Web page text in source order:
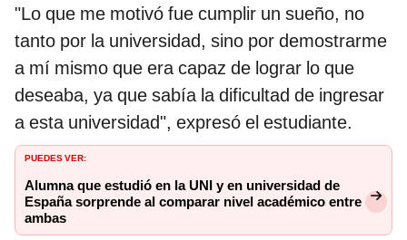
"Lo que me motivó fue cumplir un sueño, no
tanto por la universidad, sino por demostrarme
a mí mismo que era capaz de lograr lo que
deseaba, ya que sabía la dificultad de ingresar
a esta universidad", expresó el estudiante.
PUEDES VER:
Alumna que estudió en la UNI y en universidad de
España sorprende al comparar nivel académico entre
ambas